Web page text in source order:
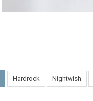
Hardrock Nightwish